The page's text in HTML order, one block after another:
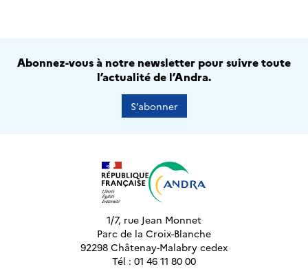
Abonnez-vous à notre newsletter pour suivre toute
l’actualité de l’Andra.
S’abonner
1/7, rue Jean Monnet
Parc de la Croix-Blanche
92298 Châtenay-Malabry cedex
Tél : 01 46 11 80 00